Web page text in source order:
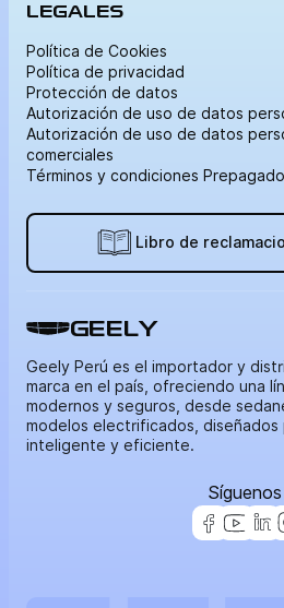
LEGALES
Política de Cookies
Política de privacidad
Protección de datos
Autorización de uso de datos
Autorización de uso de datos
comerciales
Términos y condiciones
Libro de
GEELY
Geely Perú es el importador y
marca en el país, ofreciendo una
modernos y seguros, desde
modelos electrificados, diseñados
inteligente y eficiente.
Síguenos